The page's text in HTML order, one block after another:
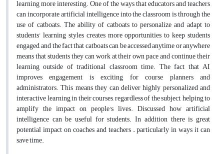
learning more interesting. One of the ways that educators and teachers
can incorporate artificial intelligence into the classroom is through the
use of catboats. The ability of catboats to personalize and adapt to
students' learning styles creates more opportunities to keep students
engaged, and the fact that catboats can be accessed anytime or anywhere
means that students they can work at their own pace and continue their
learning outside of traditional classroom time. The fact that AI
improves engagement is exciting for course planners and
administrators. This means they can deliver highly personalized and
interactive learning in their courses, regardless of the subject, helping to
amplify the impact on people's lives. Discussed how artificial
intelligence can be useful for students. In addition there is great
potential impact on coaches and teachers – particularly in ways it can
save time.